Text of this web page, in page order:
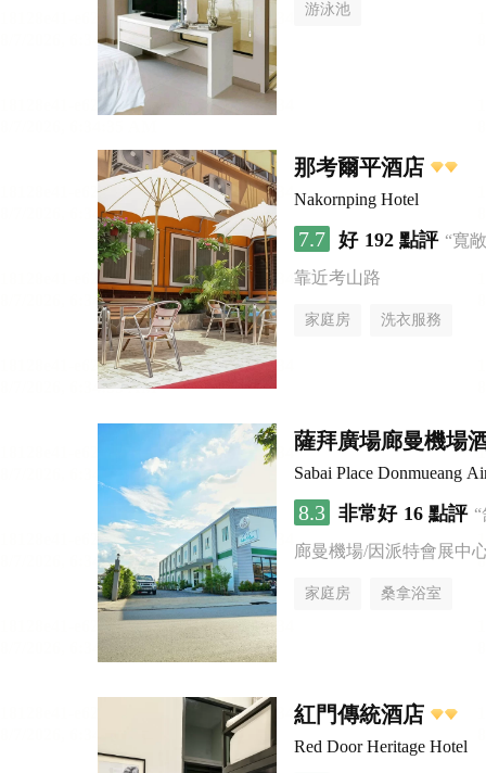
游泳池
那考爾平酒店
Nakornping Hotel
7.7 好 192 點評 “寬
靠近考山路
家庭房 洗衣服務
薩拜廣場廊曼機場
Sabai Place Donmueang
8.3 非常好 16 點評
廊曼機場/因派特會展中
家庭房 桑拿浴室
紅門傳統酒店
Red Door Heritage Hotel